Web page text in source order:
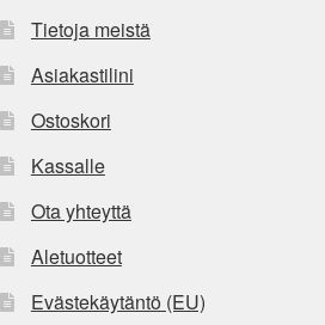
Tietoja meistä
Asiakastilini
Ostoskori
Kassalle
Ota yhteyttä
Aletuotteet
Evästekäytäntö (EU)